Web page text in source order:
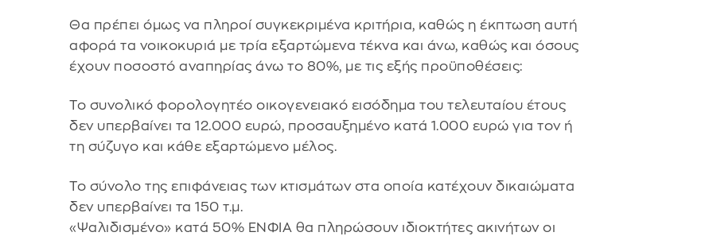
Θα πρέπει όμως να πληροί συγκεκριμένα κριτήρια, καθώς η έκπτωση αυτή
αφορά τα νοικοκυριά με τρία εξαρτώμενα τέκνα και άνω, καθώς και όσους
έχουν ποσοστό αναπηρίας άνω το 80%, με τις εξής προϋποθέσεις:
Το συνολικό φορολογητέο οικογενειακό εισόδημα του τελευταίου έτους
δεν υπερβαίνει τα 12.000 ευρώ, προσαυξημένο κατά 1.000 ευρώ για τον ή
τη σύζυγο και κάθε εξαρτώμενο μέλος.
Το σύνολο της επιφάνειας των κτισμάτων στα οποία κατέχουν δικαιώματα
δεν υπερβαίνει τα 150 τ.μ.
«Ψαλιδισμένο» κατά 50% ΕΝΦΙΑ θα πληρώσουν ιδιοκτήτες ακινήτων οι